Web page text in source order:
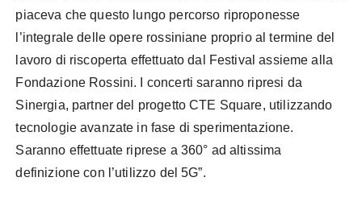
piaceva che questo lungo percorso riproponesse
l’integrale delle opere rossiniane proprio al termine del
lavoro di riscoperta effettuato dal Festival assieme alla
Fondazione Rossini. I concerti saranno ripresi da
Sinergia, partner del progetto CTE Square, utilizzando
tecnologie avanzate in fase di sperimentazione.
Saranno effettuate riprese a 360° ad altissima
definizione con l’utilizzo del 5G”.